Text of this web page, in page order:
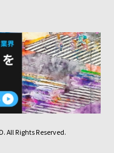
All Rights Reserved.